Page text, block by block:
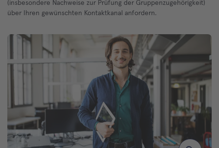
(insbesondere Nachweise zur Prüfung der Gruppenzugehörigkeit)
über Ihren gewünschten Kontaktkanal anfordern.